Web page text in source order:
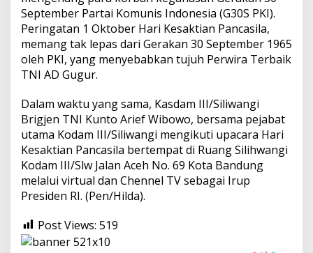
September Partai Komunis Indonesia (G30S PKI).
Peringatan 1 Oktober Hari Kesaktian Pancasila,
memang tak lepas dari Gerakan 30 September 1965
oleh PKI, yang menyebabkan tujuh Perwira Terbaik
TNI AD Gugur.
Dalam waktu yang sama, Kasdam III/Siliwangi
Brigjen TNI Kunto Arief Wibowo, bersama pejabat
utama Kodam III/Siliwangi mengikuti upacara Hari
Kesaktian Pancasila bertempat di Ruang Silihwangi
Kodam III/Slw Jalan Aceh No. 69 Kota Bandung
melalui virtual dan Chennel TV sebagai Irup
Presiden RI. (Pen/Hilda).
Post Views: 519